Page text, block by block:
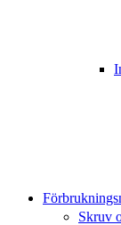
Skruv